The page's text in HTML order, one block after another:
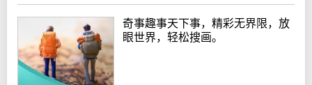
奇事趣事天下事，精彩无界限，放
眼世界，轻松搜画。